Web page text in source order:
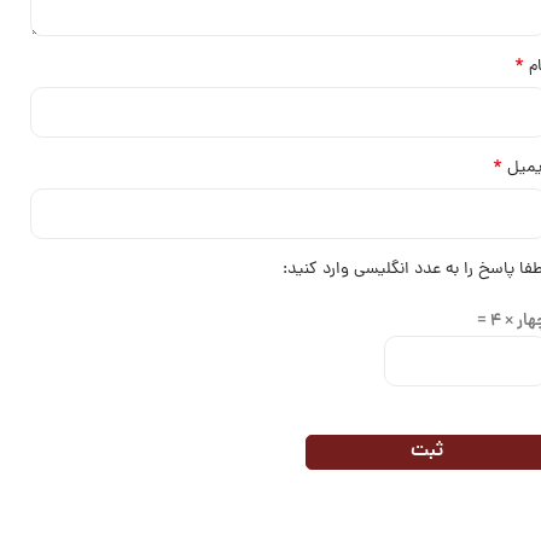
*
*
پاسخ را به عدد انگلیسی وارد کنید:
× 4 =